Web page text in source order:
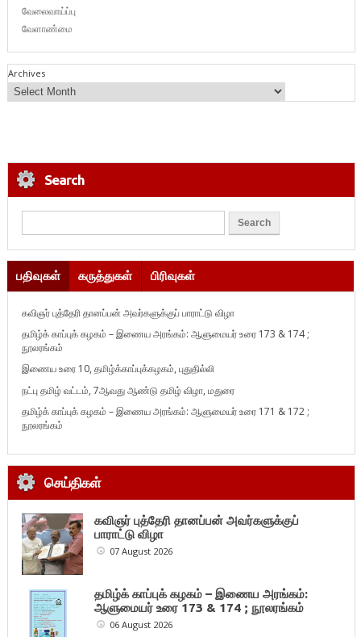
வேலைவாய்ப்பு
வேளாண்மை
Archives
Search
பதிவுகள் கருத்துகள் பிரிவுகள்
கவிஞர் புத்தேரி தானப்பன் அவர்களுக்குப் பாராட்டு விழா
தமிழ்க் காப்புக் கழகம் – இணைய அரங்கம்: ஆளுமையர் உரை 173 & 174 ;
நூலரங்கம்
இணைய உரை 10, தமிழ்க்காப்புக்கழகம், புதுதில்லி
நட்பு தமிழ் வட்டம், 7ஆவது ஆண்டு தமிழ் விழா, மதுரை
தமிழ்க் காப்புக் கழகம் – இணைய அரங்கம்: ஆளுமையர் உரை 171 & 172 ;
நூலரங்கம்
செய்திகள்
கவிஞர் புத்தேரி தானப்பன் அவர்களுக்குப்
பாராட்டு விழா
07 August 2026
தமிழ்க் காப்புக் கழகம் – இணைய அரங்கம்:
ஆளுமையர் உரை 173 & 174 ; நூலரங்கம்
06 August 2026